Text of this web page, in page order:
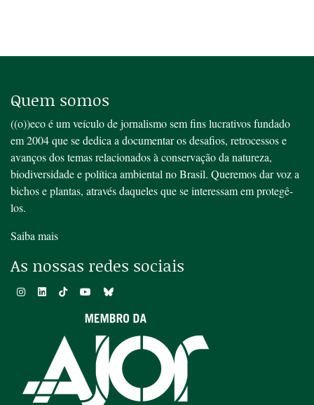
Quem somos
((o))eco é um veículo de jornalismo sem fins lucrativos fundado
em 2004 que se dedica a documentar os desafios, retrocessos e
avanços dos temas relacionados à conservação da natureza,
biodiversidade e política ambiental no Brasil. Queremos dar voz a
bichos e plantas, através daqueles que se interessam em protegê-
los.
Saiba mais
As nossas redes sociais